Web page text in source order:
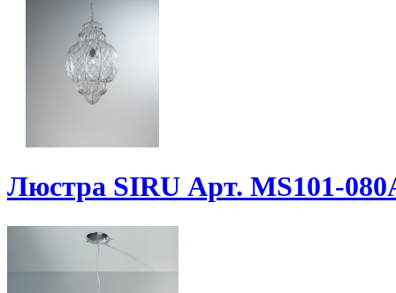
Люстра SIRU Арт. MS101-